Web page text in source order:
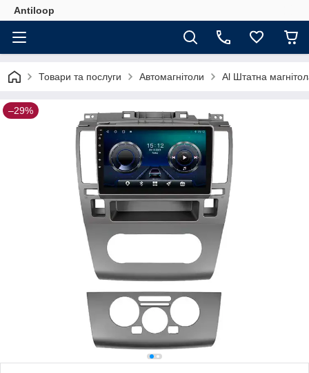
Antiloop
Товари та послуги Автомагнітоли Al Штатна
–29%